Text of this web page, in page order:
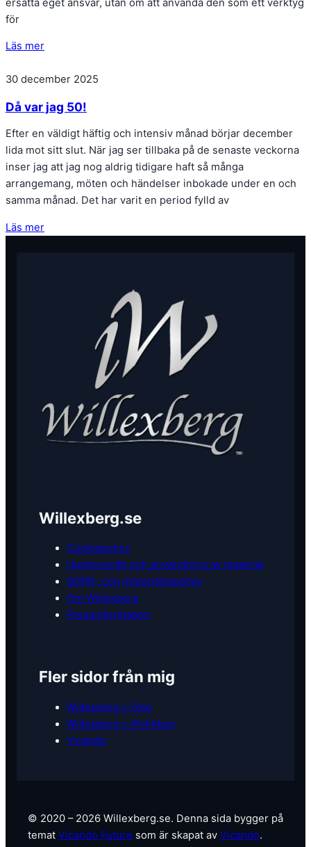
för
Läs mer
30 december 2025
Då var jag 50!
Efter en väldigt häftig och intensiv månad börjar december
lida mot sitt slut. När jag ser tillbaka på de senaste veckorna
inser jag att jag nog aldrig tidigare haft så många
arrangemang, möten och händelser inbokade under en och
samma månad. Det har varit en period fylld av
Läs mer
Willexberg.se
Cookiepolicy
Upphovsrätt och användning av material
GDPR- och integritetspolicy
Om Willexberg
Pressinformation
Fler sidor från mig
Willexberg » Foto
Willexberg » IPolitiken
Vicando
© 2020 – 2026 Willexberg.se. Denna sida bygger på
temat Vicando Future som är skapat av Vicando.